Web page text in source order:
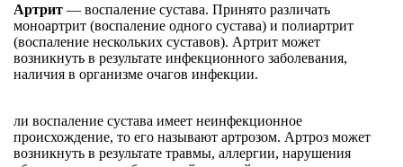
Артрит — воспаление сустава. Принято различать
моноартрит (воспаление одного сустава) и полиартрит
(воспаление нескольких суставов). Артрит может
возникнуть в результате инфекционного заболевания,
наличия в организме очагов инфекции.
ли воспаление сустава имеет неинфекционное
происхождение, то его называют артрозом. Артроз может
возникнуть в результате травмы, аллергии, нарушения